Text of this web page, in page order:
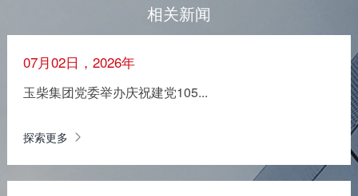
相关新闻
07月02日，2026年
玉柴集团党委举办庆祝建党105...
探索更多